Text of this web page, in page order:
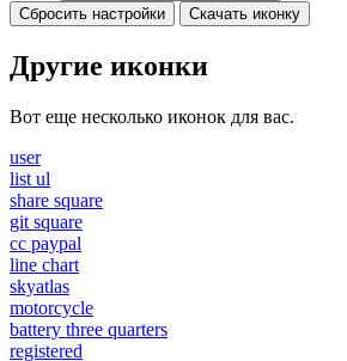
Сбросить настройки Скачать иконку
Другие иконки
Вот еще несколько иконок для вас.
user
list ul
share square
git square
cc paypal
line chart
skyatlas
motorcycle
battery three quarters
registered